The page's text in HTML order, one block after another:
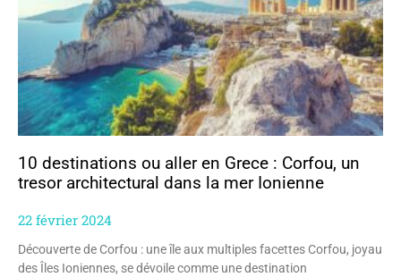
10 destinations ou aller en Grece : Corfou, un
tresor architectural dans la mer Ionienne
22 février 2024
Découverte de Corfou : une île aux multiples facettes Corfou, joyau
des Îles Ioniennes, se dévoile comme une destination